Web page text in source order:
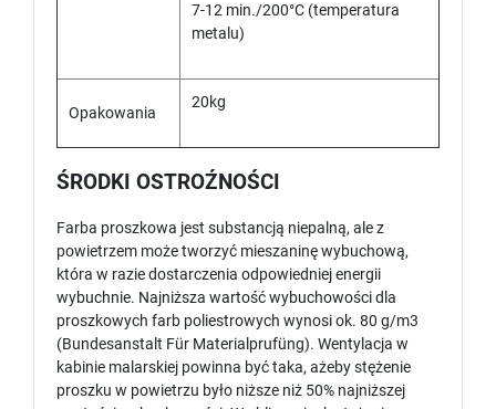
7-12 min./200°C (temperatura
metalu)
Opakowania
20kg
ŚRODKI OSTROŹNOŚCI
Farba proszkowa jest substancją niepalną, ale z
powietrzem może tworzyć mieszaninę wybuchową,
która w razie dostarczenia odpowiedniej energii
wybuchnie. Najniższa wartość wybuchowości dla
proszkowych farb poliestrowych wynosi ok. 80 g/m3
(Bundesanstalt Für Materialprufüng). Wentylacja w
kabinie malarskiej powinna być taka, ażeby stężenie
proszku w powietrzu było niższe niż 50% najniższej